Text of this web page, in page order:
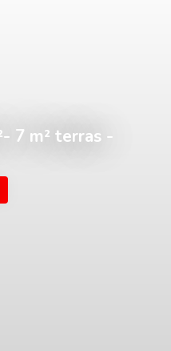
7 m² terras -